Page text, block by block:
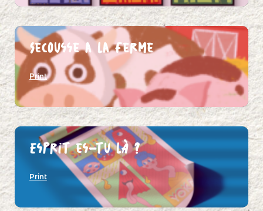
Secousse a la ferme
Print
Esprit es-tu là ?
Print